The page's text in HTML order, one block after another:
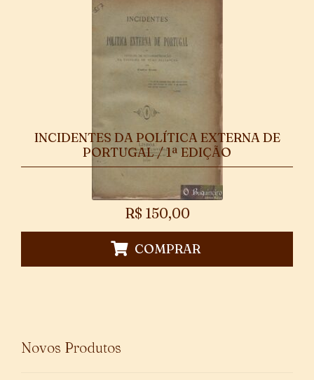
INCIDENTES DA POLÍTICA EXTERNA DE
PORTUGAL / 1ª EDIÇÃO
R$ 150,00
COMPRAR
Novos Produtos